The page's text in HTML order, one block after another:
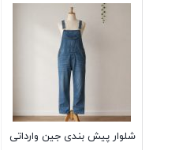
شلوار پیش بندی جین وارداتی